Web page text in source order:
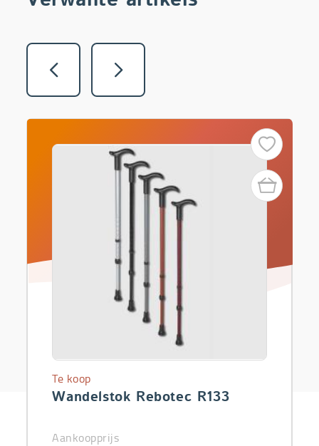
Vorige Volgende
Wandelstok Rebotec R133
Te koop
Aankoopprijs